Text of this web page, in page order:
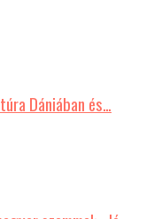
Dániában és…